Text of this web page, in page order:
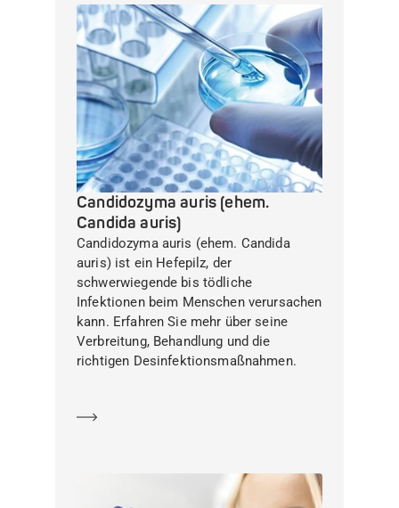
Candidozyma auris (ehem.
Candida auris)
Candidozyma auris (ehem. Candida
auris) ist ein Hefepilz, der
schwerwiegende bis tödliche
Infektionen beim Menschen verursachen
kann. Erfahren Sie mehr über seine
Verbreitung, Behandlung und die
richtigen Desinfektionsmaßnahmen.